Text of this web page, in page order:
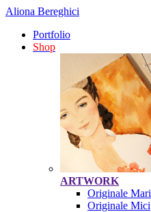
Aliona Bereghici
Portfolio
Shop
ARTWORK
Originale Mari
Originale Mici